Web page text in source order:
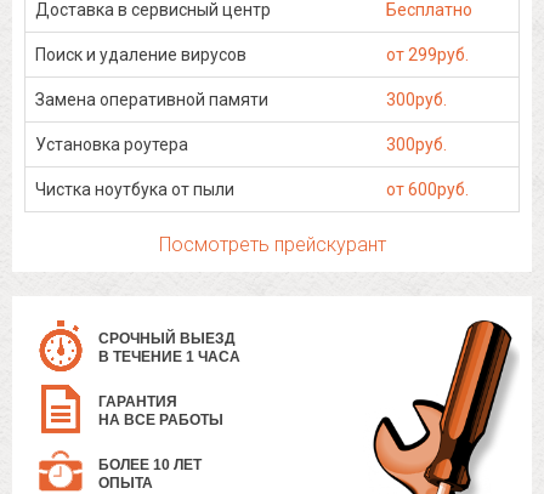
Доставка в сервисный центр Бесплатно
Поиск и удаление вирусов от 299руб.
Замена оперативной памяти 300руб.
Установка роутера 300руб.
Чистка ноутбука от пыли от 600руб.
Посмотреть прейскурант
СРОЧНЫЙ ВЫЕЗД
В ТЕЧЕНИЕ 1 ЧАСА
ГАРАНТИЯ
НА ВСЕ РАБОТЫ
БОЛЕЕ 10 ЛЕТ
ОПЫТА